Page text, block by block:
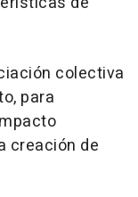
colectiva
para
creación de